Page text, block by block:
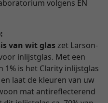
volgens EN
van wit glaszet Larson-
inlijstglas. Met een
is het Clarity inlijstglas
laat de kleuren van uw
mat antireflecterend